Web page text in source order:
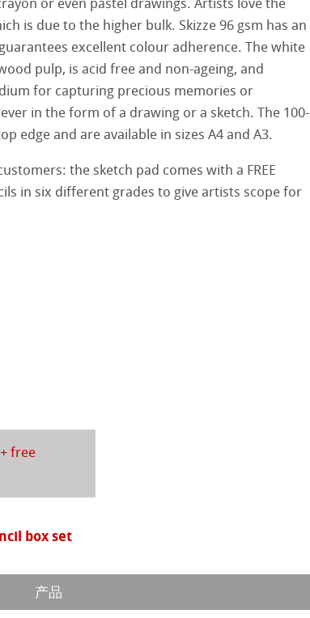
册
印相纸
纸
术纸
or even pastel drawings. Artists love the
is due to the higher bulk. Skizze 96 gsm has an
excellent colour adherence. The white
pulp, is acid free and non-ageing, and
for capturing precious memories or
in the form of a drawing or a sketch. The 100-
edge and are available in sizes A4 and A3.
the sketch pad comes with a FREE
in six different grades to give artists scope for
free
box set
产品